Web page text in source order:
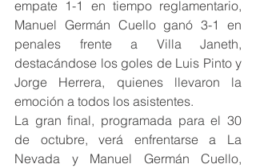
empate 1-1 en tiempo reglamentario,
Manuel Germán Cuello ganó 3-1 en
penales frente a Villa Janeth,
destacándose los goles de Luis Pinto y
Jorge Herrera, quienes llevaron la
emoción a todos los asistentes.
La gran final, programada para el 30
de octubre, verá enfrentarse a La
Nevada y Manuel Germán Cuello,